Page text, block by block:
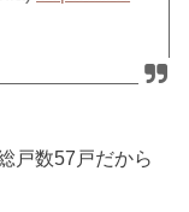
戸数57戸だから